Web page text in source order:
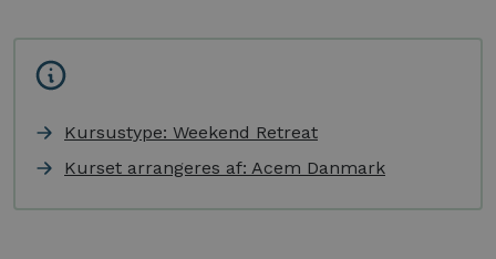
Kursustype: Weekend Retreat
Kurset arrangeres af: Acem Danmark